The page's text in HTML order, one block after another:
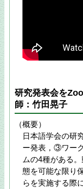
研究発表会を
師：竹田晃子
（概要）
日本語学会の研
ー発表，③ワー
ムの4種がある
態を可能な限り
らを実施する際